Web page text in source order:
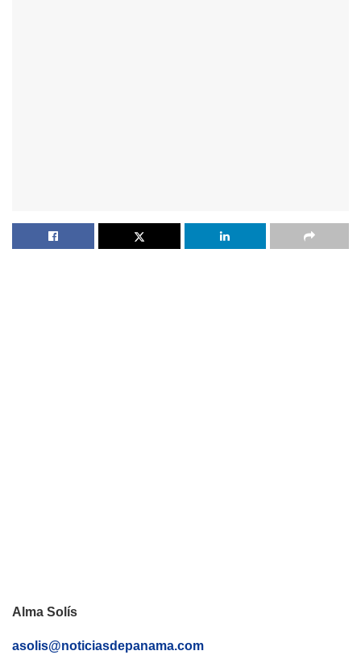
Alma Solís
asolis@noticiasdepanama.com